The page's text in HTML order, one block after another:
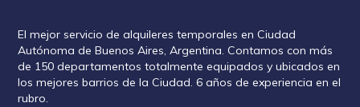
El mejor servicio de alquileres temporales en Ciudad
Autónoma de Buenos Aires, Argentina. Contamos con más
de 150 departamentos totalmente equipados y ubicados en
los mejores barrios de la Ciudad. 6 años de experiencia en el
rubro.